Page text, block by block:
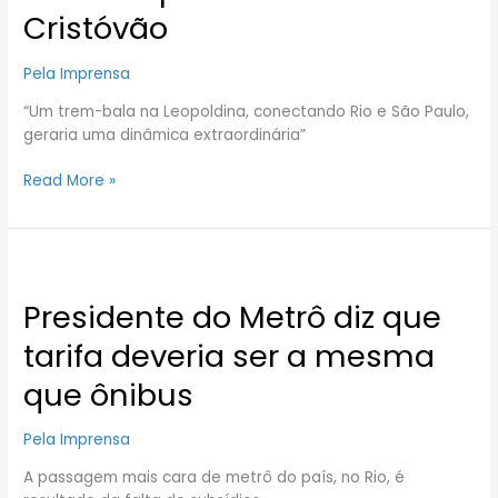
Cristóvão
Pela Imprensa
“Um trem-bala na Leopoldina, conectando Rio e São Paulo,
geraria uma dinâmica extraordinária”
Nova
Leopoldina
de
São
Cristóvão
Read More »
Presidente do Metrô diz que
tarifa deveria ser a mesma
que ônibus
Pela Imprensa
A passagem mais cara de metrô do país, no Rio, é
Metrô
diz
que
deveria
a
mesma